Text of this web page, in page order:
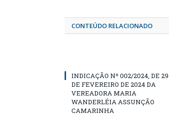
CONTEÚDO RELACIONADO
INDICAÇÃO Nº 002/2024, DE 29
DE FEVEREIRO DE 2024 DA
VEREADORA MARIA
WANDERLÉIA ASSUNÇÃO
CAMARINHA